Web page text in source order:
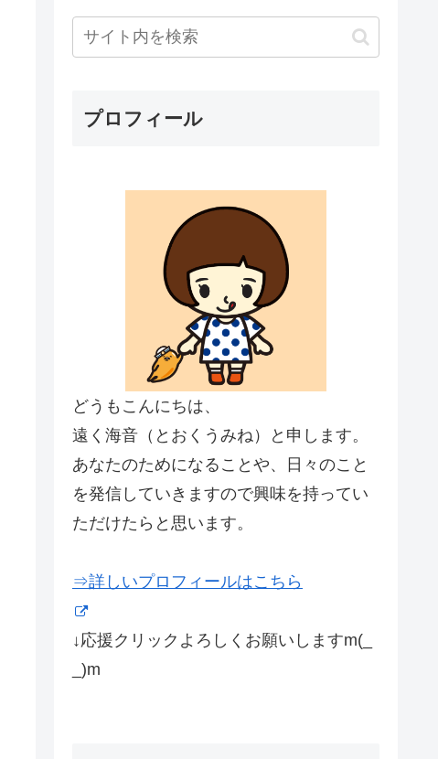
プロフィール
どうもこんにちは、
遠く海音（とおくうみね）と申します。
あなたのためになることや、日々のこと
を発信していきますので興味を持ってい
ただけたらと思います。
⇒詳しいプロフィールはこちら
↓応援クリックよろしくお願いしますm(_
_)m